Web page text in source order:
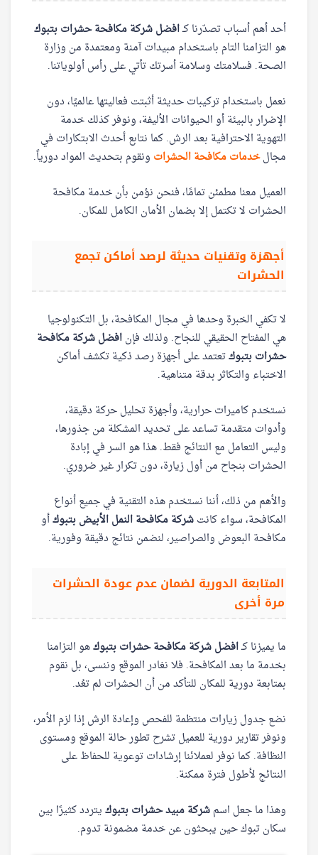
أحد أهم أسباب تصدّرنا كـافضل شركة مكافحة حشرات بتبوك
هو التزامنا التام باستخدام مبيدات آمنة ومعتمدة من وزارة
الصحة. فسلامتك وسلامة أسرتك تأتي على رأس أولوياتنا.
نعمل باستخدام تركيبات حديثة أثبتت فعاليتها عالميًا، دون
الإضرار بالبيئة أو الحيوانات الأليفة، ونوفر كذلك خدمة
التهوية الاحترافية بعد الرش. كما نتابع أحدث الابتكارات في
مجالخدمات مكافحة الحشرات ونقوم بتحديث المواد دورياً.
العميل معنا مطمئن تمامًا، فنحن نؤمن بأن خدمة مكافحة
الحشرات لا تكتمل إلا بضمان الأمان الكامل للمكان.
أجهزة وتقنيات حديثة لرصد أماكن تجمع
الحشرات
لا تكفي الخبرة وحدها في مجال المكافحة، بل التكنولوجيا
هي المفتاح الحقيقي للنجاح. ولذلك فإنافضل شركة مكافحة
حشرات بتبوكتعتمد على أجهزة رصد ذكية تكشف أماكن
الاختباء والتكاثر بدقة متناهية.
نستخدم كاميرات حرارية، وأجهزة تحليل حركة دقيقة،
وأدوات متقدمة تساعد على تحديد المشكلة من جذورها،
وليس التعامل مع النتائج فقط. هذا هو السر في إبادة
الحشرات بنجاح من أول زيارة، دون تكرار غير ضروري.
والأهم من ذلك، أننا نستخدم هذه التقنية في جميع أنواع
المكافحة، سواء كانتشركة مكافحة النمل الأبيض بتبوكأو
مكافحة البعوض والصراصير، لنضمن نتائج دقيقة وفورية.
المتابعة الدورية لضمان عدم عودة الحشرات
مرة أخرى
ما يميزنا كـافضل شركة مكافحة حشرات بتبوكهو التزامنا
بخدمة ما بعد المكافحة. فلا نغادر الموقع وننسى، بل نقوم
بمتابعة دورية للمكان للتأكد من أن الحشرات لم تعُد.
نضع جدول زيارات منتظمة للفحص وإعادة الرش إذا لزم الأمر،
ونوفر تقارير دورية للعميل تشرح تطور حالة الموقع ومستوى
النظافة. كما نوفر لعملائنا إرشادات توعوية للحفاظ على
النتائج لأطول فترة ممكنة.
وهذا ما جعل اسمشركة مبيد حشرات بتبوكيتردد كثيرًا بين
سكان تبوك حين يبحثون عن خدمة مضمونة تدوم.